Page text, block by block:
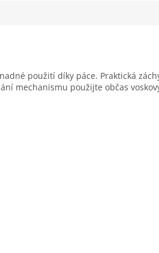
použití díky páce. Praktická
mechanismu použijte občas